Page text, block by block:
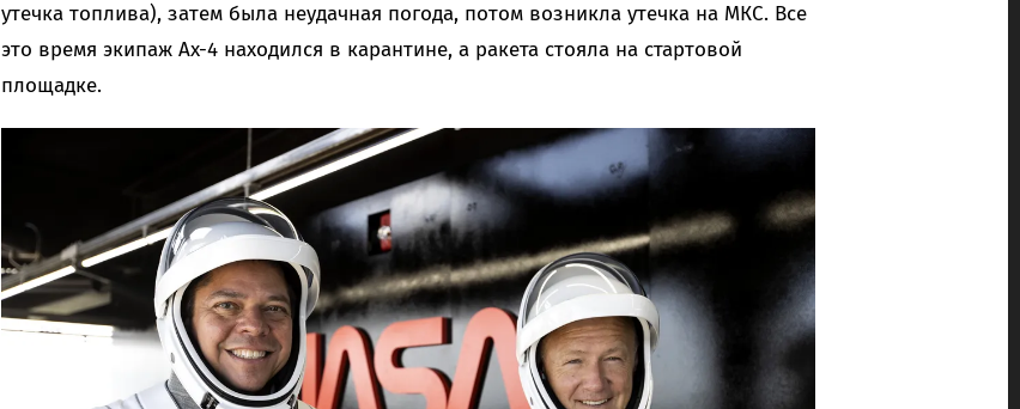
утечка топлива), затем была неудачная погода, потом возникла утечка на МКС. Все
это время экипаж Ax-4 находился в карантине, а ракета стояла на стартовой
площадке.